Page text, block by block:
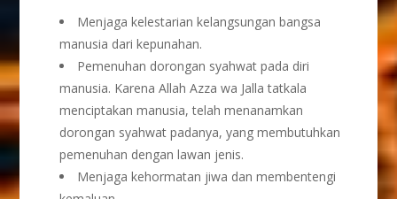
Menjaga kelestarian kelangsungan bangsa
manusia dari kepunahan.
Pemenuhan dorongan syahwat pada diri
manusia. Karena Allah Azza wa Jalla tatkala
menciptakan manusia, telah menanamkan
dorongan syahwat padanya, yang membutuhkan
pemenuhan dengan lawan jenis.
Menjaga kehormatan jiwa dan membentengi